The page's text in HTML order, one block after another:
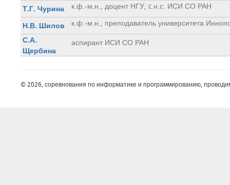
Т.Г. Чурина
к.ф.-м.н., доцент НГУ, c.н.с. ИСИ СО РАН
Н.В. Шилов
к.ф.-м.н., преподаватель университета
С.А.
Щербина
аспирант ИСИ СО РАН
© 2026, соревнования по информатике и программированию,